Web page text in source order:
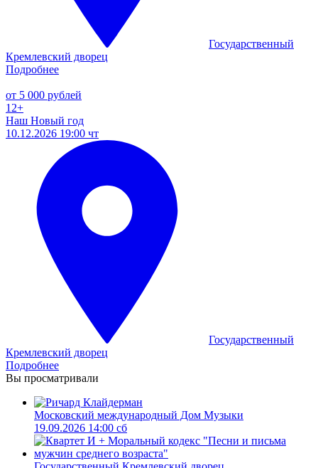
Государственный
Кремлевский дворец
Подробнее
от 5 000 рублей
12+
Наш Новый год
10.12.2026 19:00 чт
Государственный
Кремлевский дворец
Подробнее
Вы просматривали
Московский международный Дом Музыки
19.09.2026 14:00 сб